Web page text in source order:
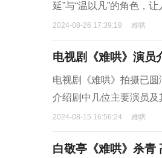
延”与“温以凡”的角色，
2024-08-26 17:39:19 难哄
电视剧《难哄》演员
电视剧《难哄》拍摄已
介绍剧中几位主要演员
2024-08-15 16:56:24 难哄
白敬亭《难哄》杀青